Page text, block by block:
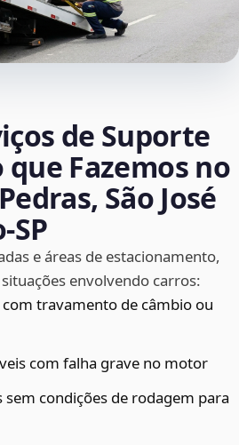
de Suporte
Fazemos no
São José
e áreas de estacionamento,
envolvendo carros:
travamento de câmbio ou
com falha grave no motor
condições de rodagem para